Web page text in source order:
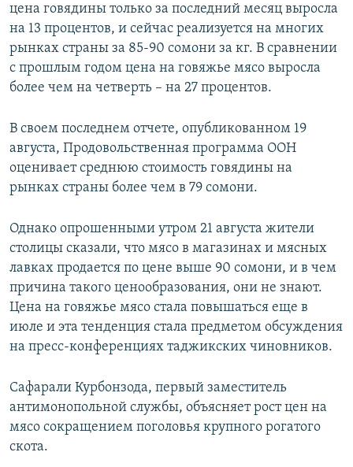
цена говядины только за последний месяц выросла
на 13 процентов, и сейчас реализуется на многих
рынках страны за 85-90 сомони за кг. В сравнении
с прошлым годом цена на говяжье мясо выросла
более чем на четверть – на 27 процентов.
В своем последнем отчете, опубликованном 19
августа, Продовольственная программа ООН
оценивает среднюю стоимость говядины на
рынках страны более чем в 79 сомони.
Однако опрошенными утром 21 августа жители
столицы сказали, что мясо в магазинах и мясных
лавках продается по цене выше 90 сомони, и в чем
причина такого ценообразования, они не знают.
Цена на говяжье мясо стала повышаться еще в
июле и эта тенденция стала предметом обсуждения
на пресс-конференциях таджикских чиновников.
Сафарали Курбонзода, первый заместитель
антимонопольной службы, объясняет рост цен на
мясо сокращением поголовья крупного рогатого
скота.